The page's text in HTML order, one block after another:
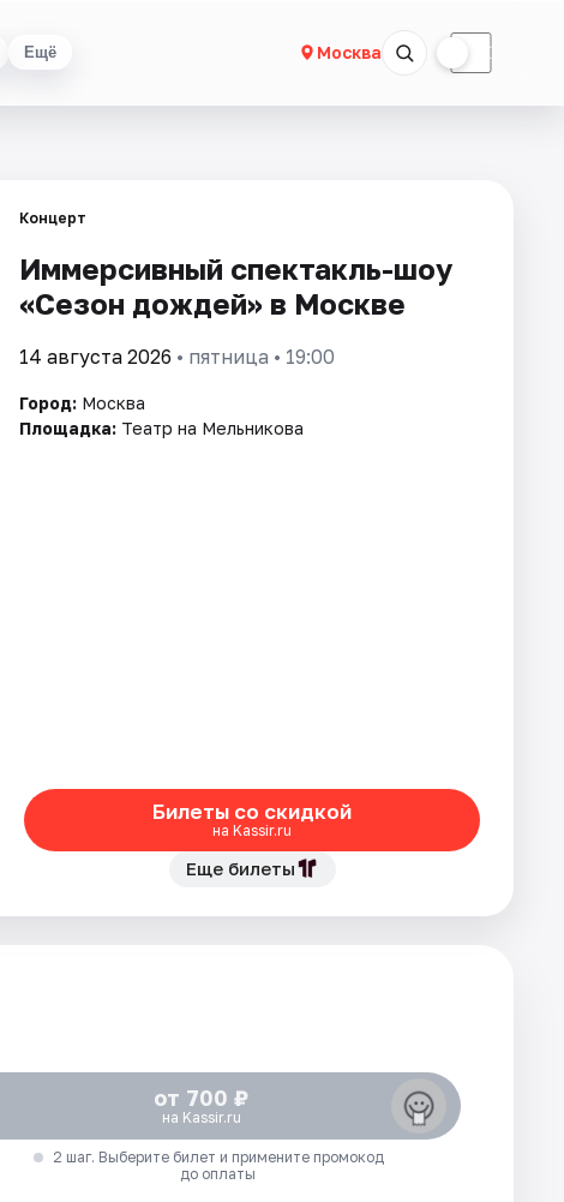
Ещё Москва ☾
Концерт
Иммерсивный спектакль-шоу
«Сезон дождей» в Москве
14 августа 2026 • пятница • 19:00
Город: Москва
Площадка: Театр на Мельникова
Билеты со скидкой
на Kassir.ru
Еще билеты
от 700 ₽
на Kassir.ru
2 шаг. Выберите билет и примените промокод
до оплаты